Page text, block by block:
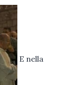
E nella